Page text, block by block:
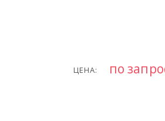
ЦЕНА: по